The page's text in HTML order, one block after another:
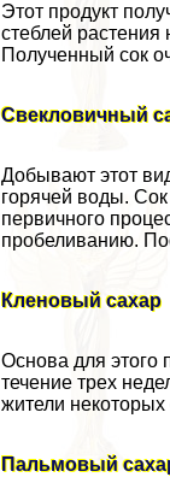
Этот продукт
стeблей растения
Полученный сок
Свекловичный
Добывают этот
горячей воды.
первичного
пробеливанию.
Кленовый сахар
Основа для этого
течение трех
жители некоторых
Пальмовый